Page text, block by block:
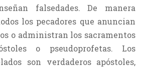
falsedades. De manera
los pecadores que anuncian
o administran los sacramentos
o pseudoprofetas. Los
son verdaderos apóstoles,